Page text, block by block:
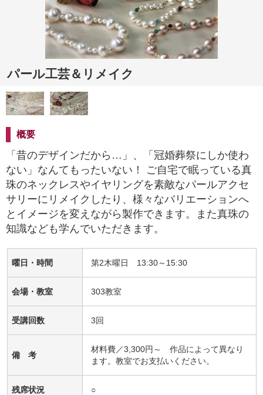
パール工芸＆リメイク
概要
「昔のデザインだから…」、「冠婚葬祭にしか使わ
ない」なんてもったいない！ ご自宅で眠っている真
珠のネックレスやイヤリングを素敵なパールアクセ
サリーにリメイクしたり、様々なバリエーションへ
とイメージを変えながら製作できます。また真珠の
知識なども学んでいただきます。
曜日・時間 第2木曜日 13:30～15:30
会場・教室 303教室
受講回数 3回
備 考
材料費／3,300円～ 作品によって異なり
ます。教室でお支払いください。
残席状況 ○